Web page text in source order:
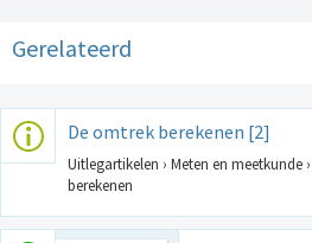
Gerelateerd
De omtrek berekenen [2]
Uitlegartikelen › Meten en meetkunde
berekenen